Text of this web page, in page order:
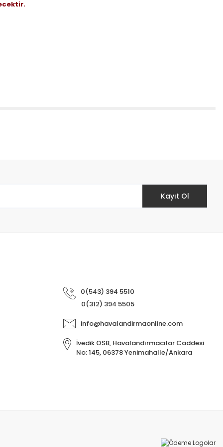
Kayıt Ol
0(543) 394 5510
0(312) 394 5505
info@havalandirmaonline.com
İvedik OSB, Havalandırmacılar Caddesi
No: 145, 06378 Yenimahalle/Ankara